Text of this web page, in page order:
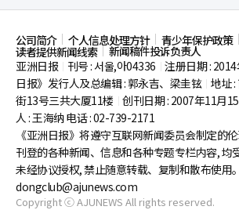
公司简介 个人信息处理方针 青少年保护政策
读者提供新闻线索
新闻稿件投诉负责人
亚洲日报
刊号 : 서울,아04336 注册日期 :
日报》发行人及总编辑 : 郭永吉、梁圭铉 地址
街13号三共大厦11楼 创刊日期 : 2007年11月
人 : 王海纳 电话 : 02-739-2171
《亚洲日报》将遵守互联网新闻委员会制定的伦
刊登的各种新闻、信息和各种专题专栏内容, 均
未经协议授权, 禁止随意转载、复制和散布使用。
dongclub@ajunews.com
Copyright ⓒ AJUNEWS All rights reserved.